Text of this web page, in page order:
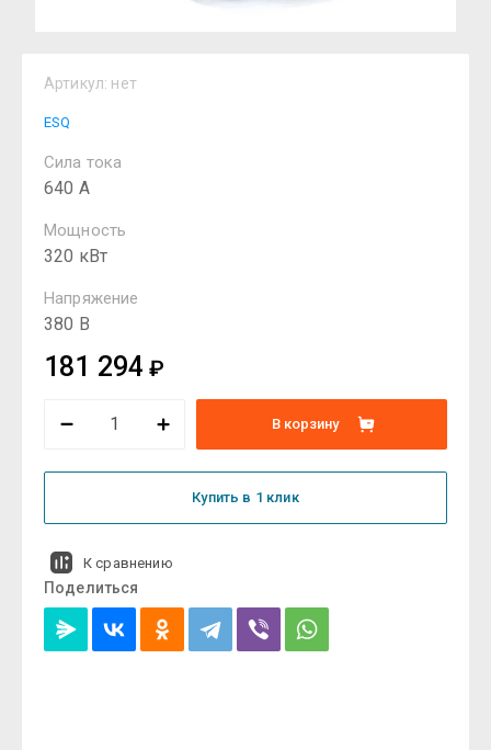
Артикул: нет
ESQ
Сила тока
640 А
Мощность
320 кВт
Напряжение
380 В
181 294 ₽
В корзину
Купить в 1 клик
К сравнению
Поделиться